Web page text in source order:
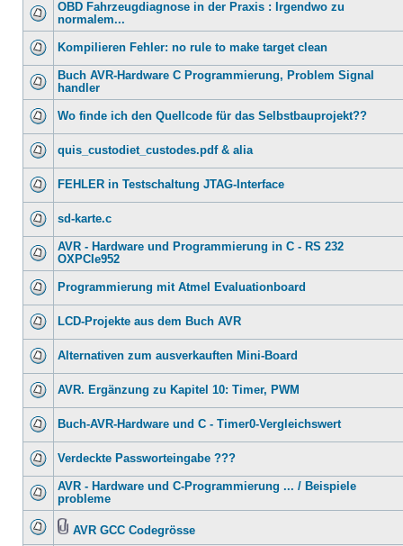
OBD Fahrzeugdiagnose in der Praxis : Irgendwo zu
normalem...
Kompilieren Fehler: no rule to make target clean
Buch AVR-Hardware C Programmierung, Problem Signal
handler
Wo finde ich den Quellcode für das Selbstbauprojekt??
quis_custodiet_custodes.pdf & alia
FEHLER in Testschaltung JTAG-Interface
sd-karte.c
AVR - Hardware und Programmierung in C - RS 232
OXPCIe952
Programmierung mit Atmel Evaluationboard
LCD-Projekte aus dem Buch AVR
Alternativen zum ausverkauften Mini-Board
AVR. Ergänzung zu Kapitel 10: Timer, PWM
Buch-AVR-Hardware und C - Timer0-Vergleichswert
Verdeckte Passworteingabe ???
AVR - Hardware und C-Programmierung ... / Beispiele
probleme
AVR GCC Codegrösse